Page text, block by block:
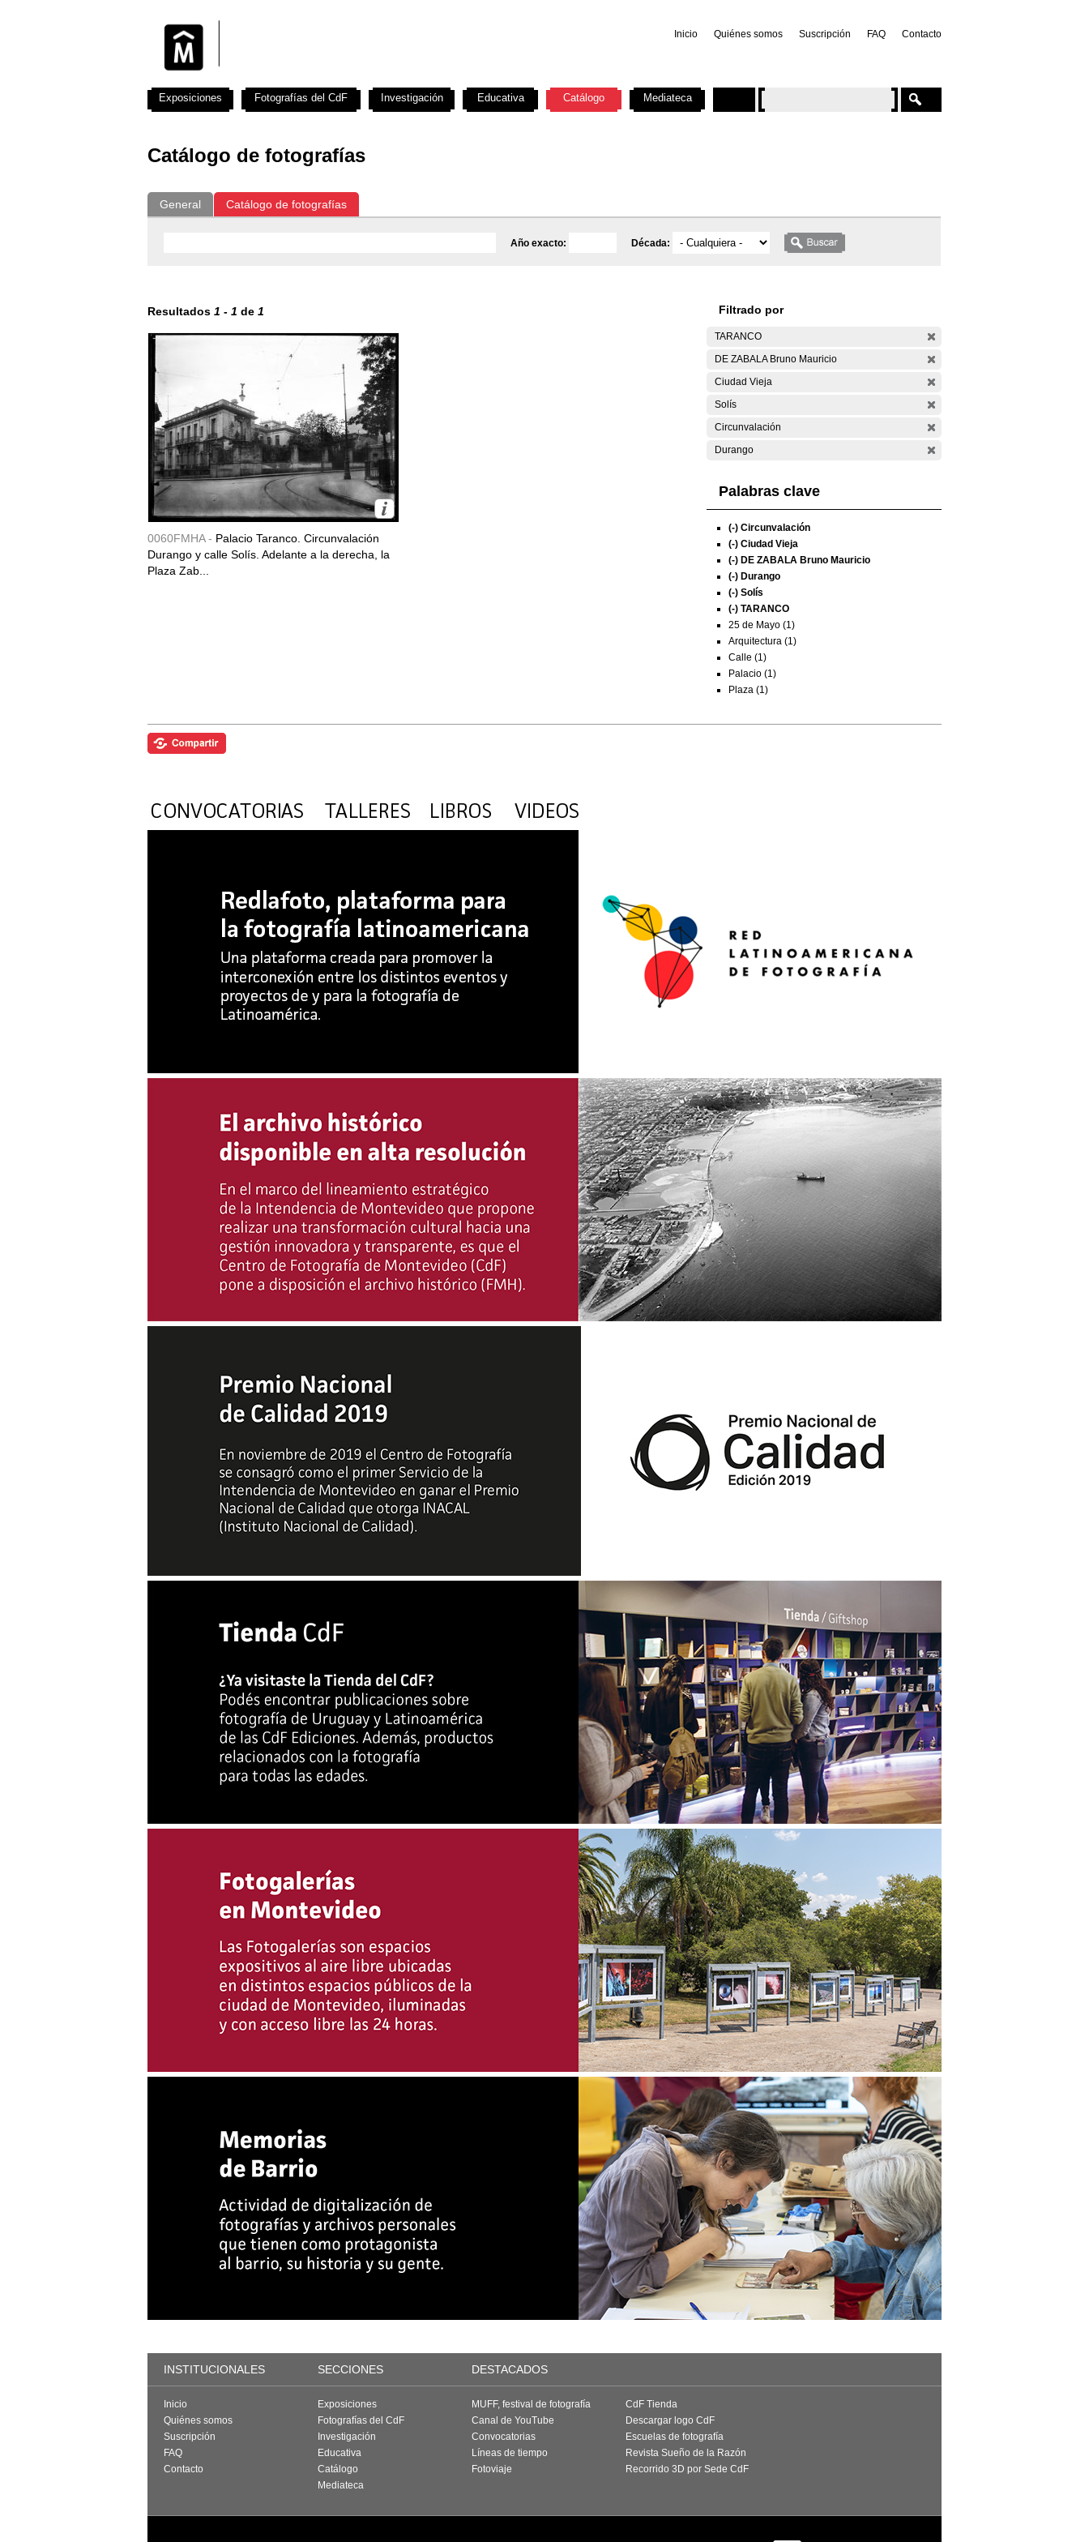
Inicio Quiénes somos Suscripción FAQ Contacto
Catálogo de fotografías
General Catálogo de fotografías
Año exacto: Década:
Resultados 1 - 1 de 1
0060FMHA - Palacio Taranco. Circunvalación
Durango y calle Solís. Adelante a la derecha, la
Plaza Zab...
Filtrado por
TARANCO
DE ZABALA Bruno Mauricio
Ciudad Vieja
Solís
Circunvalación
Durango
Palabras clave
(-) Circunvalación
(-) Ciudad Vieja
(-) DE ZABALA Bruno Mauricio
(-) Durango
(-) Solís
(-) TARANCO
25 de Mayo (1)
Arquitectura (1)
Calle (1)
Palacio (1)
Plaza (1)
Exposiciones Fotografías del CdF Investigación Educativa Catálogo Mediateca
INSTITUCIONALES SECCIONES DESTACADOS
Inicio
Quiénes somos
Suscripción
FAQ
Contacto
Exposiciones
Fotografías del CdF
Investigación
Educativa
Catálogo
Mediateca
MUFF, festival de fotografía
Canal de YouTube
Convocatorias
Líneas de tiempo
Fotoviaje
CdF Tienda
Descargar logo CdF
Escuelas de fotografía
Revista Sueño de la Razón
Recorrido 3D por Sede CdF